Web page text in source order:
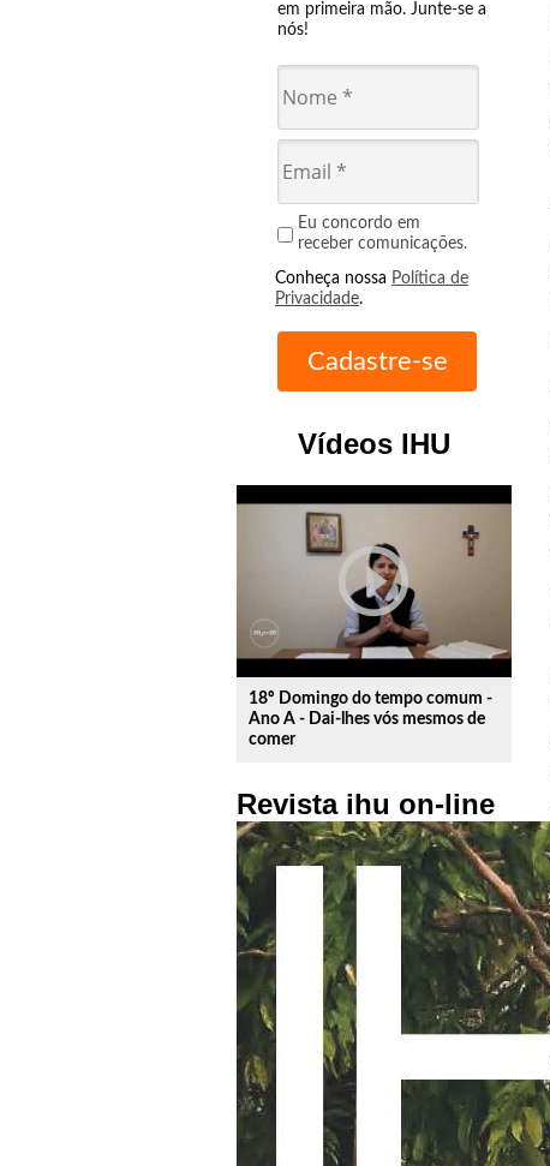
em primeira mão. Junte-se a
nós!
Eu concordo em
receber comunicações.
Conheça nossa Política de
Privacidade.
Vídeos IHU
play_circle_outline
18º Domingo do tempo comum -
Ano A - Dai-lhes vós mesmos de
comer
Revista ihu on-line